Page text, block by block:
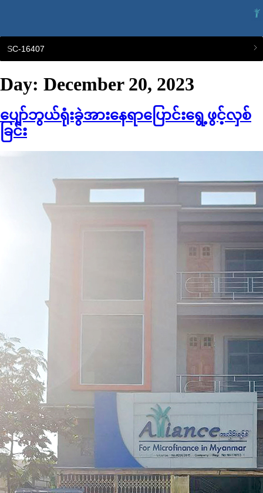
SC-16407
Day: December 20, 2023
ပျော်ဘွယ်ရုံးခွဲအားနေရာပြောင်းရွေ့ဖွင့်လှစ်
ခြင်း